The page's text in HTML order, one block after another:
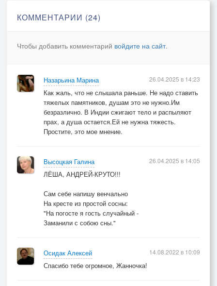
КОММЕНТАРИИ (24)
Чтобы добавить комментарий войдите на сайт.
Назарьина Марина
Как жаль, что не слышала раньше. Не надо ставить
тяжелых памятников, душам это не нужно.Им
безразлично. В Индии сжигают тело и распыляют
прах, а душа остается.Ей не нужна тяжесть.
Простите, это мое мнение.
26.04.2025 в 14:23
Высоцкая Галина
ЛЁША, АНДРЕЙ-КРУТО!!!
Сам себе напишу венчально
На кресте из простой сосны:
"На погосте я гость случайный -
Заманили с собою сны."
26.04.2025 в 14:05
Осидак Алексей
Спасибо тебе огромное, Жанночка!
14.08.2022 в 10:09